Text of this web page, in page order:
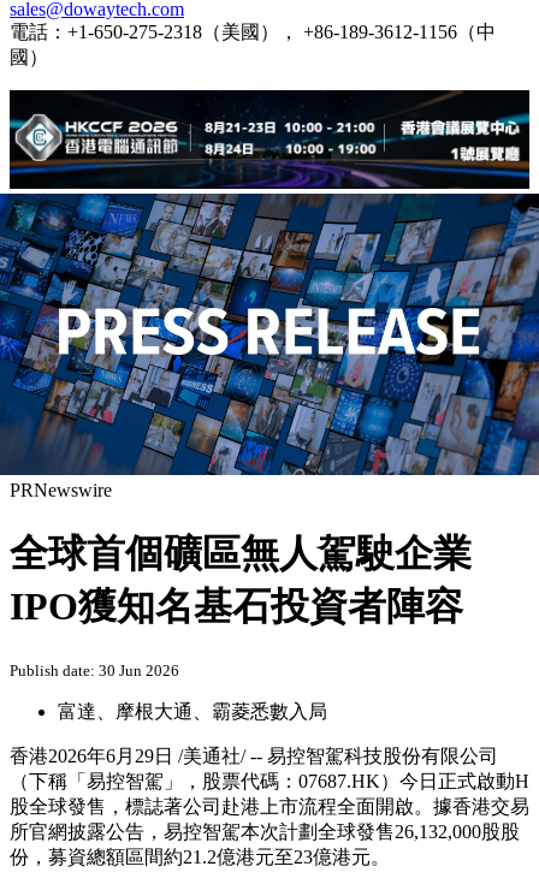
sales@dowaytech.com
電話：+1-650-275-2318（美國）， +86-189-3612-1156（中
國）
PRNewswire
全球首個礦區無人駕駛企業
IPO獲知名基石投資者陣容
Publish date: 30 Jun 2026
富達、摩根大通、霸菱悉數入局
香港2026年6月29日 /美通社/ -- 易控智駕科技股份有限公司
（下稱「易控智駕」，股票代碼：07687.HK）今日正式啟動H
股全球發售，標誌著公司赴港上市流程全面開啟。據香港交易
所官網披露公告，易控智駕本次計劃全球發售26,132,000股股
份，募資總額區間約21.2億港元至23億港元。